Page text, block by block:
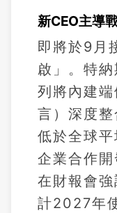
新CEO主導
即將於9月
啟」。特
列將內建
言）深度
低於全球
企業合作
在財報會
計2027年